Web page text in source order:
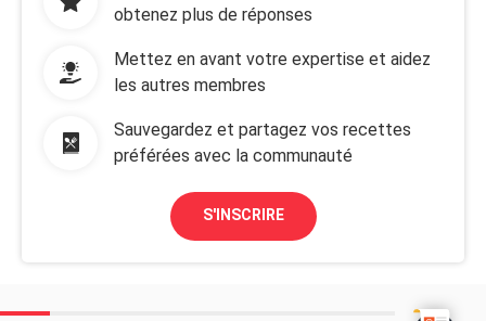
obtenez plus de réponses
Mettez en avant votre expertise et aidez
les autres membres
Sauvegardez et partagez vos recettes
préférées avec la communauté
S'INSCRIRE